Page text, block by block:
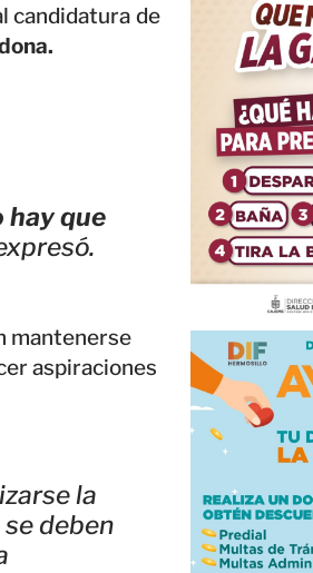
candidatura de
hay que
mantenerse
aspiraciones
la
deben